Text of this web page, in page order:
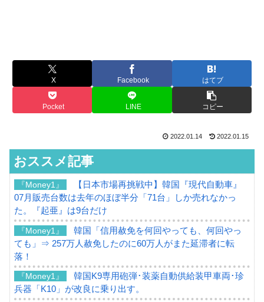
X Facebook はてブ
Pocket LINE コピー
2022.01.14 2022.01.15
おススメ記事
『Money1』
【日本市場再挑戦中】韓国『現代自動車』
07月販売台数は去年のほぼ半分「71台」しか売れなかっ
た。『起亜』は9台だけ
『Money1』
韓国「信用赦免を何回やっても、何回やっ
ても」⇒ 257万人赦免したのに60万人がまた延滞者に転
落！
『Money1』
韓国K9専用砲弾･装薬自動供給装甲車両･珍
兵器「K10」が改良に乗り出す。